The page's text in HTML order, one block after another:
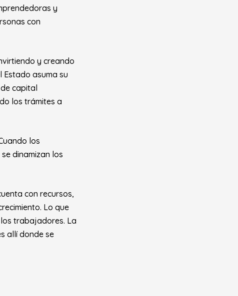
y
con
y creando
asuma su
capital
los trámites a
los
dinamizan los
con recursos,
Lo que
trabajadores. La
allí donde se